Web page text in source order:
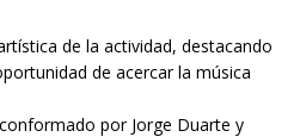
de la actividad, destacando
de acercar la música
por Jorge Duarte y